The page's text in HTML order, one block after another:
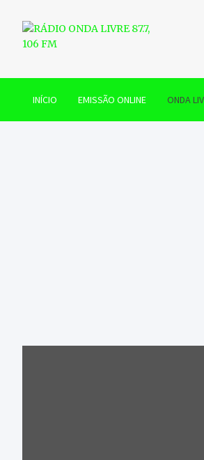
content
RÁDIO ONDA
INÍCIO EMISSÃO ONLINE ONDA